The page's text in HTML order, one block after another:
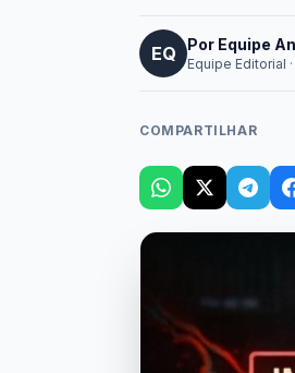
EQ Por Equipe
Equipe Editorial ·
COMPARTILHAR